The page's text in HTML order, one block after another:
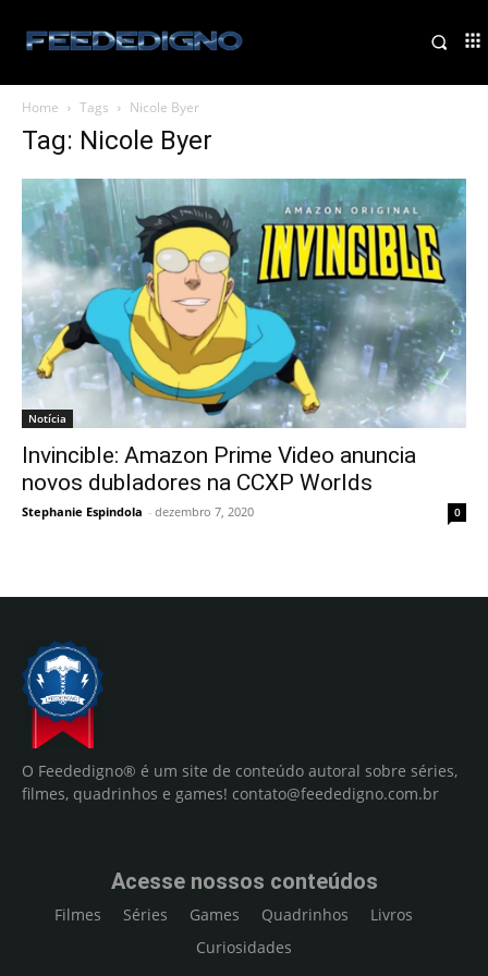
Home Tags Nicole Byer
Tag: Nicole Byer
Notícia
Invincible: Amazon Prime Video anuncia
novos dubladores na CCXP Worlds
Stephanie Espindola - dezembro 7, 2020 0
O Feededigno® é um site de conteúdo autoral sobre séries,
filmes, quadrinhos e games! contato@feededigno.com.br
Acesse nossos conteúdos
Filmes Séries Games Quadrinhos
Livros
Curiosidades